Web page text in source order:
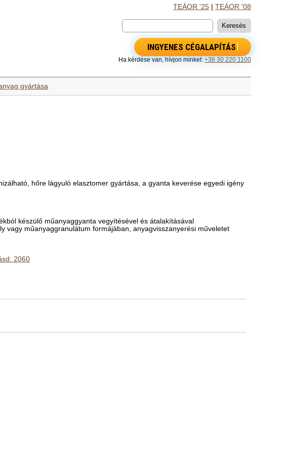
TEÁOR '25| TEÁOR '08
INGYENES CÉGALAPÍTÁS
Ha kérdése van, hívjon minket: +36 30 220 1100
gyártása
hőre lágyuló elasztomer gyártása, a gyanta keverése egyedi igény
készülő műanyaggyanta vegyítésével és átalakításával
vagy műanyaggranulátum formájában, anyagvisszanyerési műveletet
2060